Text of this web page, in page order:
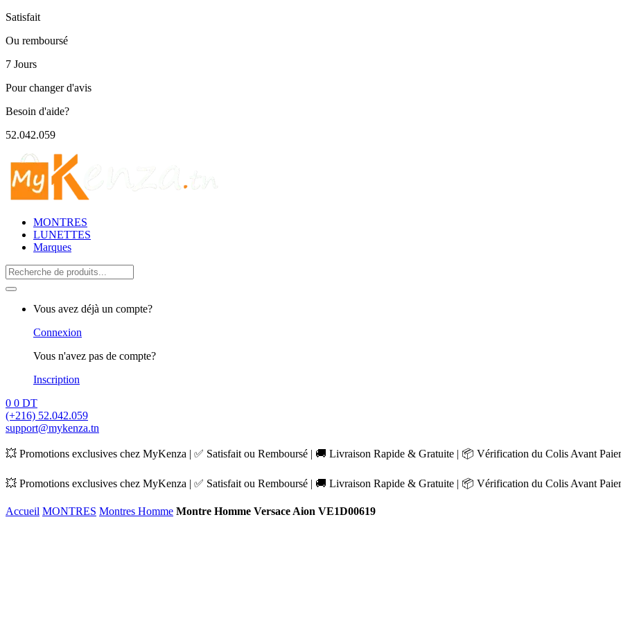
Satisfait
Ou remboursé
7 Jours
Pour changer d'avis
Besoin d'aide?
52.042.059
MONTRES
LUNETTES
Marques
Search
for:
Vous avez déjà un compte?
Connexion
Vous n'avez pas de compte?
Inscription
0 0 DT
(+216) 52.042.059
support@mykenza.tn
💥 Promotions exclusives chez MyKenza | ✅ Satisfait ou Remboursé | 🚚 Livraison Rapide & Gratuite | 📦 Vérification du Colis Avant
💥 Promotions exclusives chez MyKenza | ✅ Satisfait ou Remboursé | 🚚 Livraison Rapide & Gratuite | 📦 Vérification du Colis Avant
Accueil MONTRES Montres Homme Montre Homme Versace Aion VE1D00619